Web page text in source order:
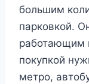
большим
парковкой.
работающим
покупкой
метро,